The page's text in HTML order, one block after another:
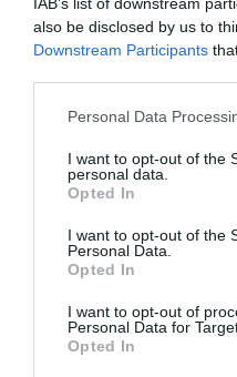
also be disclosed by us to
Downstream Participants
Please note that this
not limited to your visit or
grant or deny consent to
use your data for below
consent section.
Personal Data
I want to opt-out of the
personal data.
Opted In
I want to opt-out of the
Personal Data.
Opted In
I want to opt-out of
Personal Data for
Opted In
percét szerette a
Soha,
vagy